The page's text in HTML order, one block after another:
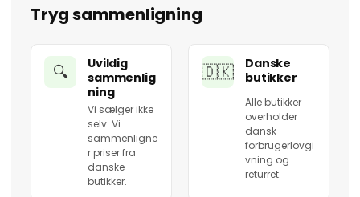
Tryg sammenligning
🔍
Uvildig
sammenlig
ning
Vi sælger ikke
selv. Vi
sammenligne
r priser fra
danske
butikker.
🇩🇰
Danske
butikker
Alle butikker
overholder
dansk
forbrugerlovgi
vning og
returret.